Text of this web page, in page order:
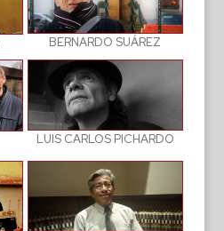
BERNARDO SUÁREZ
LUIS CARLOS PICHARDO